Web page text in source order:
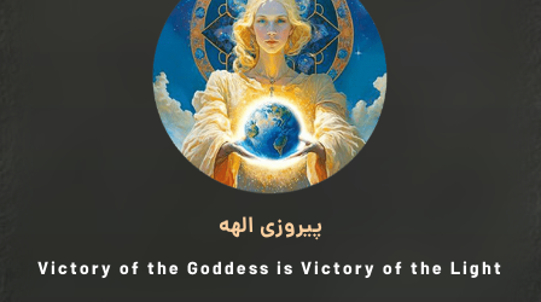
پیروزی الهه
Victory of the Goddess is Victory of the Light